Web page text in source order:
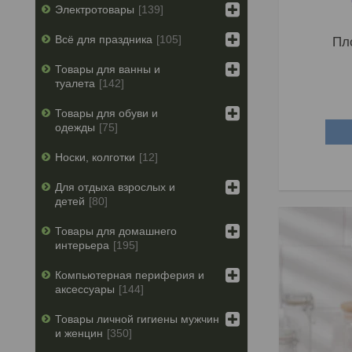
Электротовары 139
Всё для праздника 105
Товары для ванны и
туалета
142
Товары для обуви и
одежды
75
Носки, колготки 12
Для отдыха взрослых и
детей
80
Товары для домашнего
интерьера
195
Компьютерная периферия и
аксессуары
144
Товары личной гигиены мужчин
и женцин
350